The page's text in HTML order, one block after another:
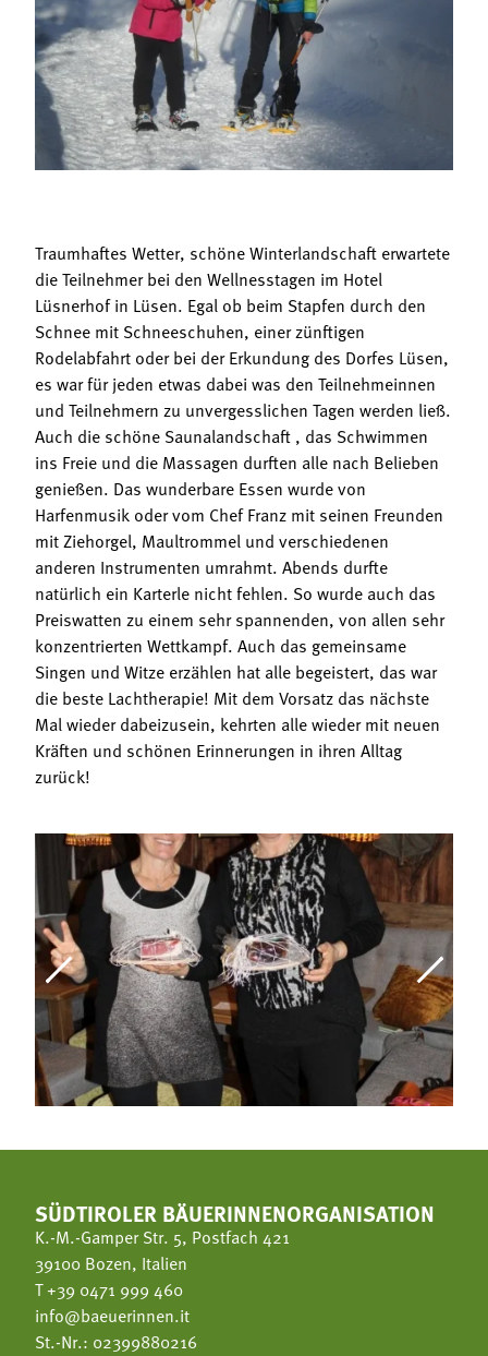
Mitgliedschaft
Landessekretariat
Bäuerliche Buffets
Hofgeschichten
Traumhaftes Wetter, schöne Winterlandschaft erwartete
die Teilnehmer bei den Wellnesstagen im Hotel
Lüsnerhof in Lüsen. Egal ob beim Stapfen durch den
Schnee mit Schneeschuhen, einer zünftigen
Rodelabfahrt oder bei der Erkundung des Dorfes Lüsen,
es war für jeden etwas dabei was den Teilnehmeinnen
und Teilnehmern zu unvergesslichen Tagen werden ließ.
Auch die schöne Saunalandschaft , das Schwimmen
ins Freie und die Massagen durften alle nach Belieben
genießen. Das wunderbare Essen wurde von
Harfenmusik oder vom Chef Franz mit seinen Freunden
mit Ziehorgel, Maultrommel und verschiedenen
anderen Instrumenten umrahmt. Abends durfte
natürlich ein Karterle nicht fehlen. So wurde auch das
Preiswatten zu einem sehr spannenden, von allen sehr
konzentrierten Wettkampf. Auch das gemeinsame
Singen und Witze erzählen hat alle begeistert, das war
die beste Lachtherapie! Mit dem Vorsatz das nächste
Mal wieder dabeizusein, kehrten alle wieder mit neuen
Kräften und schönen Erinnerungen in ihren Alltag
zurück!
SÜDTIROLER BÄUERINNENORGANISATION
K.-M.-Gamper Str. 5, Postfach 421
39100 Bozen, Italien
T+39 0471 999 460
info@baeuerinnen.it
St.-Nr.: 02399880216